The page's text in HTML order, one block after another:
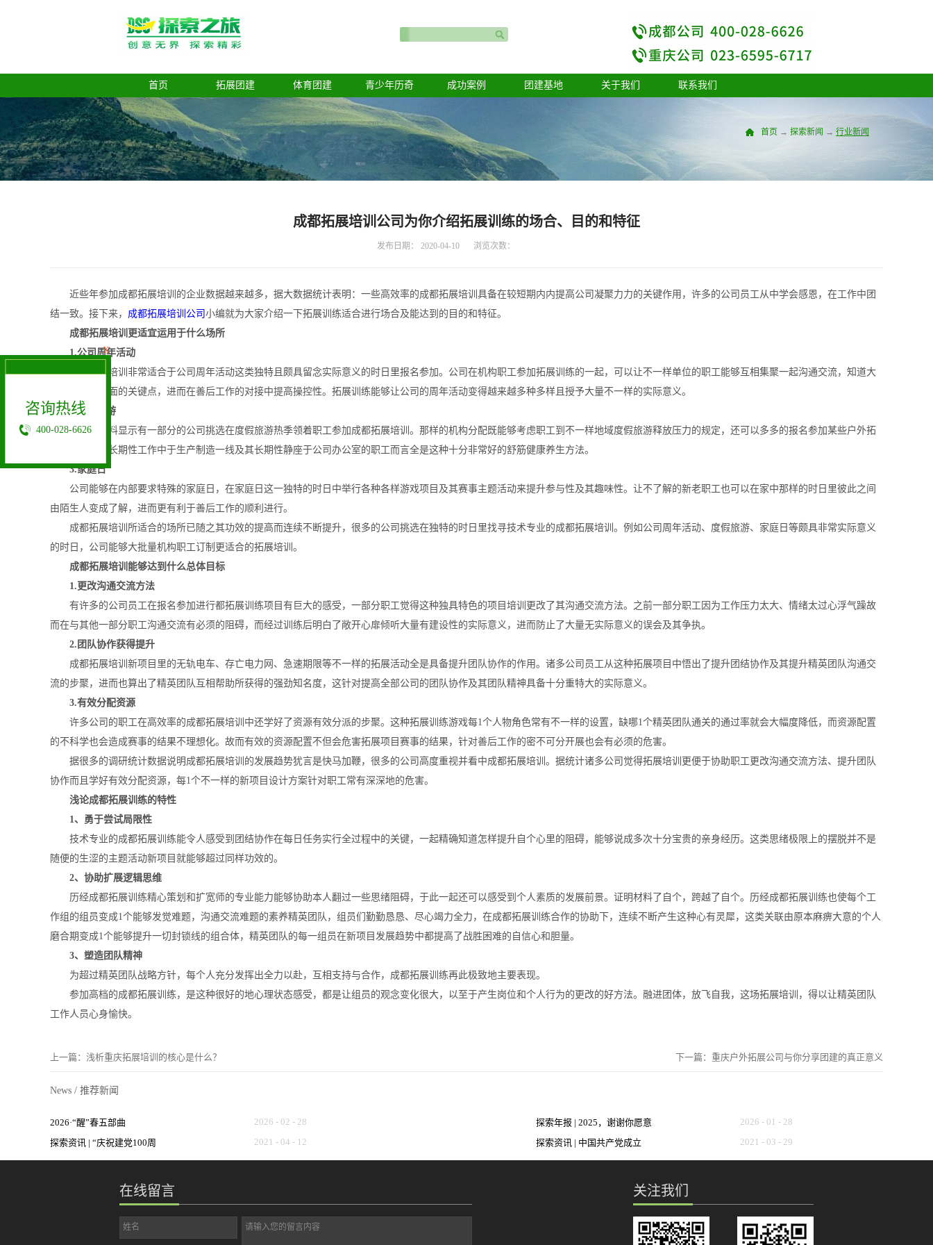
首页 拓展团建 体育团建 青少年历奇 成功案例 团建基地 关于我们 联系我们
首页 → 探索新闻 → 行业新闻
成都拓展培训公司为你介绍拓展训练的场合、目的和特征
发布日期： 2020-04-10 浏览次数：
近些年参加成都拓展培训的企业数据越来越多，据大数据统计表明：一些高效率的成都拓展培训具备在较短期内内提高公司凝聚力力的关键作用，许多的公司员工从中学会感恩，在工作中团
结一致。接下来， 成都拓展培训公司 小编就为大家介绍一下拓展训练适合进行场合及能达到的目的和特征。
成都拓展培训更适宜运用于什么场所
1.公司周年活动
成都拓展培训非常适合于公司周年活动这类独特且颇具留念实际意义的时日里报名参加。公司在机构职工参加拓展训练的一起，可以让不一样单位的职工能够互相集聚一起沟通交流，知道大
量相互工作方面的关键点，进而在善后工作的对接中提高操控性。拓展训练能够让公司的周年活动变得越来越多种多样且授予大量不一样的实际意义。
2.度假旅游
据统计资料显示有一部分的公司挑选在度假旅游热季领着职工参加成都拓展培训。那样的机构分配既能够考虑职工到不一样地域度假旅游释放压力的规定，还可以多多的报名参加某些户外拓
展训练，针对长期性工作中于生产制造一线及其长期性静座于公司办公室的职工而言全是这种十分非常好的舒筋健康养生方法。
3.家庭日
公司能够在内部要求特殊的家庭日，在家庭日这一独特的时日中举行各种各样游戏项目及其赛事主题活动来提升参与性及其趣味性。让不了解的新老职工也可以在家中那样的时日里彼此之间
由陌生人变成了解，进而更有利于善后工作的顺利进行。
成都拓展培训所适合的场所已随之其功效的提高而连续不断提升，很多的公司挑选在独特的时日里找寻技术专业的成都拓展培训。例如公司周年活动、度假旅游、家庭日等颇具非常实际意义
的时日，公司能够大批量机构职工订制更适合的拓展培训。
成都拓展培训能够达到什么总体目标
1.更改沟通交流方法
有许多的公司员工在报名参加进行都拓展训练项目有巨大的感受，一部分职工觉得这种独具特色的项目培训更改了其沟通交流方法。之前一部分职工因为工作压力太大、情绪太过心浮气躁故
而在与其他一部分职工沟通交流有必须的阻碍，而经过训练后明白了敞开心扉倾听大量有建设性的实际意义，进而防止了大量无实际意义的误会及其争执。
2.团队协作获得提升
成都拓展培训新项目里的无轨电车、存亡电力网、急速期限等不一样的拓展活动全是具备提升团队协作的作用。诸多公司员工从这种拓展项目中悟出了提升团结协作及其提升精英团队沟通交
流的步聚，进而也算出了精英团队互相帮助所获得的强劲知名度，这针对提高全部公司的团队协作及其团队精神具备十分重特大的实际意义。
3.有效分配资源
许多公司的职工在高效率的成都拓展培训中还学好了资源有效分派的步聚。这种拓展训练游戏每1个人物角色常有不一样的设置，缺哪1个精英团队通关的通过率就会大幅度降低，而资源配置
的不科学也会造成赛事的结果不理想化。故而有效的资源配置不但会危害拓展项目赛事的结果，针对善后工作的密不可分开展也会有必须的危害。
据很多的调研统计数据说明成都拓展培训的发展趋势犹言是快马加鞭，很多的公司高度重视并看中成都拓展培训。据统计诸多公司觉得拓展培训更便于协助职工更改沟通交流方法、提升团队
协作而且学好有效分配资源，每1个不一样的新项目设计方案针对职工常有深深地的危害。
浅论成都拓展训练的特性
1、勇于尝试局限性
技术专业的成都拓展训练能令人感受到团结协作在每日任务实行全过程中的关键，一起精确知道怎样提升自个心里的阻碍，能够说成多次十分宝贵的亲身经历。这类思绪极限上的摆脱并不是
随便的生涩的主题活动新项目就能够超过同样功效的。
2、协助扩展逻辑思维
历经成都拓展训练精心策划和扩宽师的专业能力能够协助本人翻过一些思绪阻碍，于此一起还可以感受到个人素质的发展前景。证明材料了自个，跨越了自个。历经成都拓展训练也使每个工
作组的组员变成1个能够发觉难题，沟通交流难题的素养精英团队，组员们勤勤恳恳、尽心竭力全力，在成都拓展训练合作的协助下，连续不断产生这种心有灵犀，这类关联由原本麻痹大意的个人
磨合期变成1个能够提升一切封锁线的组合体，精英团队的每一组员在新项目发展趋势中都提高了战胜困难的自信心和胆量。
3、塑造团队精神
为超过精英团队战略方针，每个人充分发挥出全力以赴，互相支持与合作，成都拓展训练再此极致地主要表现。
参加高档的成都拓展训练，是这种很好的地心理状态感受，都是让组员的观念变化很大，以至于产生岗位和个人行为的更改的好方法。融进团体，放飞自我，这场拓展培训，得以让精英团队
工作人员心身愉快。
上一篇： 浅析重庆拓展培训的核心是什么？ 下一篇： 重庆户外拓展公司与你分享团建的真正意义
News / 推荐新闻
2026·“醒”春五部曲 2026 - 02 - 28 探索年报 | 2025，谢谢你愿意
把重要的事交给我们！
2026 - 01 - 28
探索资讯 | “庆祝建党100周
年”相关logo及文字使用注意
2021 - 04 - 12 探索资讯 | 中国共产党成立
100周年庆祝活动标识使用说
2021 - 03 - 29
在线留言 关注我们
姓名 请输入您的留言内容
X
咨询热线
400-028-6626